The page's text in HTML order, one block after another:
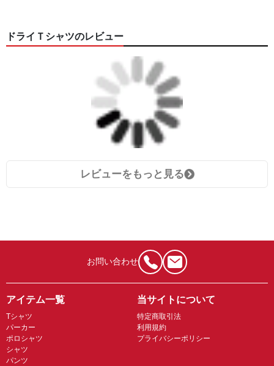
ドライＴシャツのレビュー
レビューをもっと見る
お問い合わせ
アイテム一覧
Tシャツ
パーカー
ポロシャツ
シャツ
パンツ
当サイトについて
特定商取引法
利用規約
プライバシーポリシー